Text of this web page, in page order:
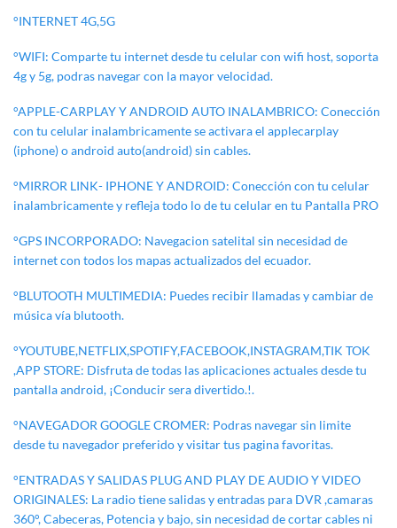
°INTERNET 4G,5G
°WIFI: Comparte tu internet desde tu celular con wifi host, soporta
4g y 5g, podras navegar con la mayor velocidad.
°APPLE-CARPLAY Y ANDROID AUTO INALAMBRICO: Conección
con tu celular inalambricamente se activara el applecarplay
(iphone) o android auto(android) sin cables.
°MIRROR LINK- IPHONE Y ANDROID: Conección con tu celular
inalambricamente y refleja todo lo de tu celular en tu Pantalla PRO
°GPS INCORPORADO: Navegacion satelital sin necesidad de
internet con todos los mapas actualizados del ecuador.
°BLUTOOTH MULTIMEDIA: Puedes recibir llamadas y cambiar de
música vía blutooth.
°YOUTUBE,NETFLIX,SPOTIFY,FACEBOOK,INSTAGRAM,TIK TOK
,APP STORE: Disfruta de todas las aplicaciones actuales desde tu
pantalla android, ¡Conducir sera divertido.!.
°NAVEGADOR GOOGLE CROMER: Podras navegar sin limite
desde tu navegador preferido y visitar tus pagina favoritas.
°ENTRADAS Y SALIDAS PLUG AND PLAY DE AUDIO Y VIDEO
ORIGINALES: La radio tiene salidas y entradas para DVR ,camaras
360°, Cabeceras, Potencia y bajo, sin necesidad de cortar cables ni